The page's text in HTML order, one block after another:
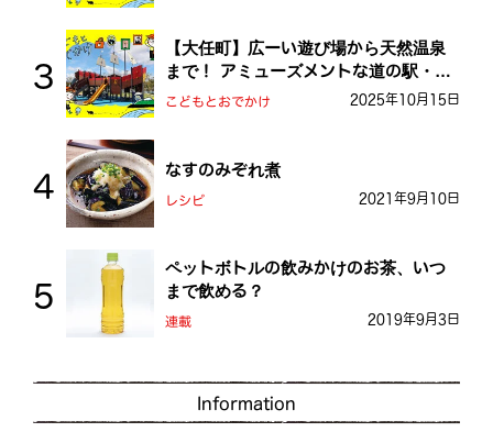
【大任町】広ーい遊び場から天然温泉
まで！ アミューズメントな道の駅・お
おとう桜街道
こどもとおでかけ 2025年10月15日
なすのみぞれ煮
レシピ 2021年9月10日
ペットボトルの飲みかけのお茶、いつ
まで飲める？
連載 2019年9月3日
Information